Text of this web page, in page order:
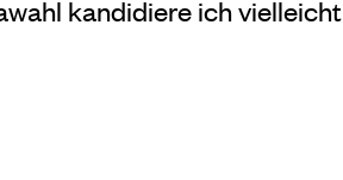
kandidiere ich